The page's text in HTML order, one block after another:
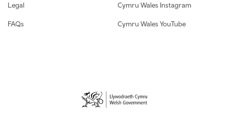
Legal
FAQs
Cymru Wales Instagram
Cymru Wales YouTube